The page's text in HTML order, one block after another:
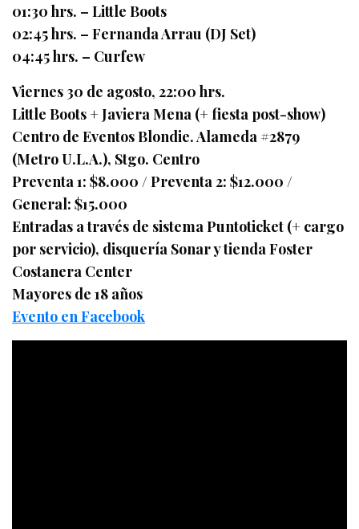
01:30 hrs. – Little Boots
02:45 hrs. – Fernanda Arrau (DJ Set)
04:45 hrs. – Curfew
Viernes 30 de agosto, 22:00 hrs.
Little Boots + Javiera Mena (+ fiesta post-show)
Centro de Eventos Blondie. Alameda #2879
(Metro U.L.A.), Stgo. Centro
Preventa 1: $8.000 / Preventa 2: $12.000 /
General: $15.000
Entradas a través de sistema Puntoticket (+ cargo
por servicio), disquería Sonar y tienda Foster
Costanera Center
Mayores de 18 años
Evento en Facebook